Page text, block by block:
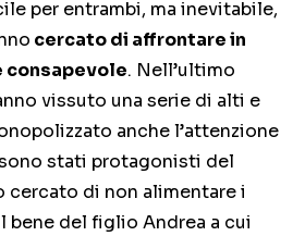
per entrambi, ma inevitabile,
cercato di affrontare in
consapevole. Nell’ultimo
vissuto una serie di alti e
anche l’attenzione
stati protagonisti del
cercato di non alimentare i
bene del figlio Andrea a cui